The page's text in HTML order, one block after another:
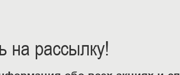
на рассылку!